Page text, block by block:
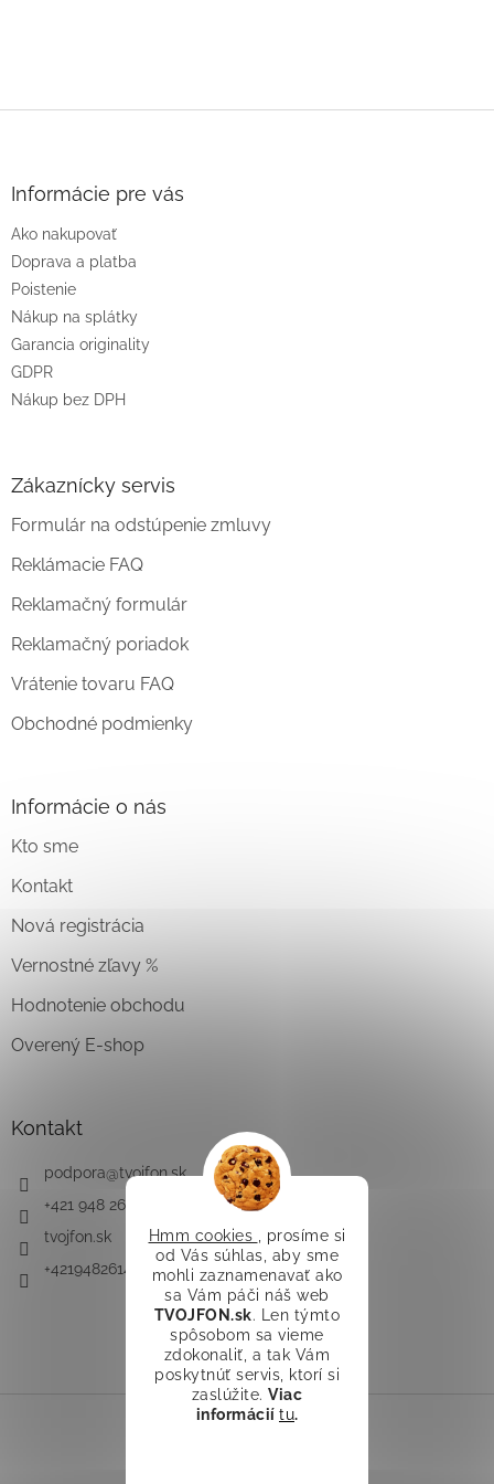
Hmm cookies
, prosíme si
od Vás súhlas, aby sme
mohli zaznamenavať ako
sa Vám páči náš web
TVOJFON.sk. Len týmto
spôsobom sa vieme
zdokonaliť, a tak Vám
poskytnúť servis, ktorí si
zaslúžite.Viac
informácií tu.
Informácie pre vás
Ako nakupovať
Doprava a platba
Poistenie
Nákup na splátky
Garancia originality
GDPR
Nákup bez DPH
Zákaznícky servis
Formulár na odstúpenie zmluvy
Reklámacie FAQ
Reklamačný formulár
Reklamačný poriadok
Vrátenie tovaru FAQ
Obchodné podmienky
Informácie o nás
Kto sme
Kontakt
Nová registrácia
Vernostné zľavy %
Hodnotenie obchodu
Overený E-shop
Kontakt
podpora@tvojfon.sk
+421 948 261 491
tvojfon.sk
+421948261491